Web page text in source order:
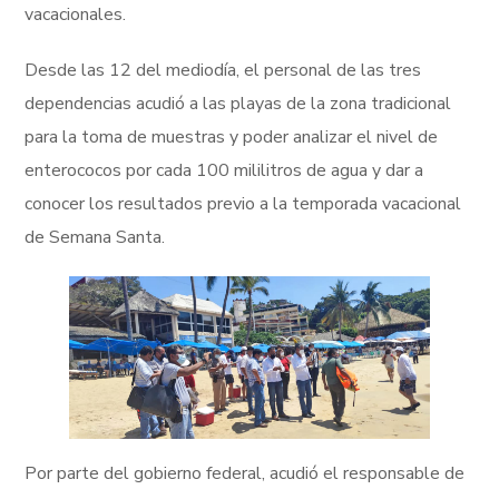
vacacionales.
Desde las 12 del mediodía, el personal de las tres
dependencias acudió a las playas de la zona tradicional
para la toma de muestras y poder analizar el nivel de
enterococos por cada 100 mililitros de agua y dar a
conocer los resultados previo a la temporada vacacional
de Semana Santa.
Por parte del gobierno federal, acudió el responsable de